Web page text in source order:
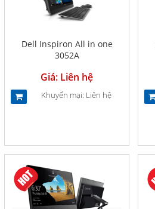
Dell Inspiron All in one
3052A
Giá: Liên hệ
Khuyến mại: Liên hệ